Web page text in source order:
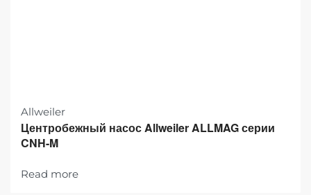
Allweiler
Центробежный насос Allweiler ALLMAG серии
CNH-M
Read more